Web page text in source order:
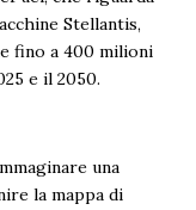
Stellantis,
fino a 400 milioni
e il 2050.
una
la mappa di